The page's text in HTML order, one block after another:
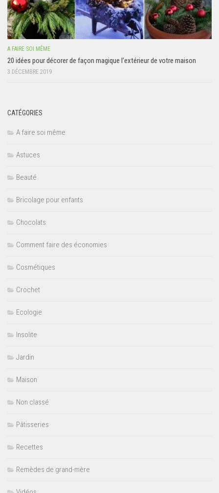
A FAIRE SOI MÊME
20 idées pour décorer de façon magique l’extérieur de votre maison
3 DÉCEMBRE 2019
CATÉGORIES
A faire soi même
Astuces
Beauté
Bricolage pour enfants
Chocolats
Comment faire des économies
Cosmétiques
Crochet
Ecologie
Insolite
Jardin
Maison
Non classé
Pâtisseries
Recettes
Remèdes de grand-mère